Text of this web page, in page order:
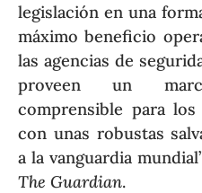
legislación en una
máximo beneficio
las agencias de
proveen un
comprensible para
con unas robustas
a la vanguardia
The Guardian.